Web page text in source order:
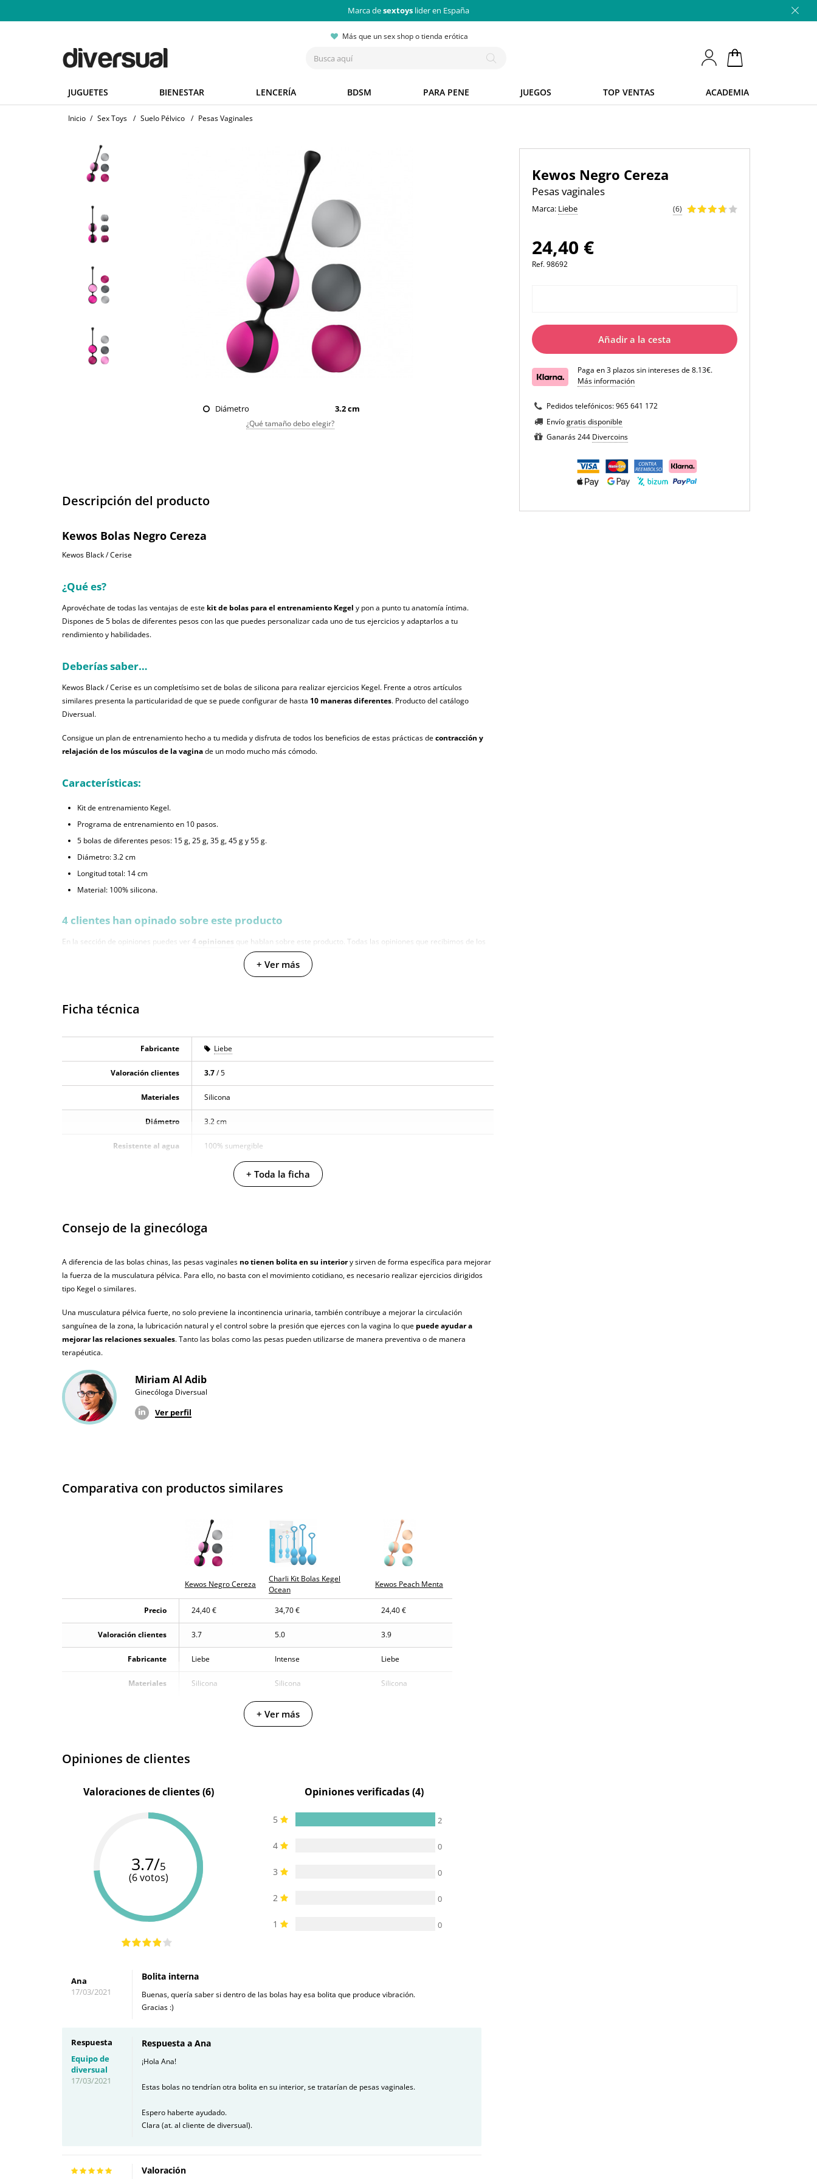
Marca desextoys lider en España
Más que un sex shop o tienda erótica
JUGUETES BIENESTAR LENCERÍA BDSM PARA PENE JUEGOS TOP VENTAS ACADEMIA
Inicio / Sex Toys / Suelo Pélvico / Pesas Vaginales
Diámetro 3.2 cm
¿Qué tamaño debo elegir?
Kewos Negro Cereza
Pesas vaginales
Marca: Liebe (6)
24,40 €
Ref.98692
Añadir a la cesta
Paga en 3 plazos sin intereses de 8.13€.
Más información
Pedidos telefónicos:965 641 172
Envíogratis disponible
Ganarás 244 Divercoins
Descripción del producto
Kewos Bolas Negro Cereza
Kewos Black / Cerise
¿Qué es?
Aprovéchate de todas las ventajas de este kit de bolas para el entrenamiento Kegel y pon a punto tu anatomía íntima.
Dispones de 5 bolas de diferentes pesos con las que puedes personalizar cada uno de tus ejercicios y adaptarlos a tu
rendimiento y habilidades.
Deberías saber…
Kewos Black / Cerise es un completísimo set de bolas de silicona para realizar ejercicios Kegel. Frente a otros artículos
similares presenta la particularidad de que se puede configurar de hasta 10 maneras diferentes. Producto del catálogo
Diversual.
Consigue un plan de entrenamiento hecho a tu medida y disfruta de todos los beneficios de estas prácticas decontracción y
relajación de los músculos de la vaginade un modo mucho más cómodo.
Características:
Kit de entrenamiento Kegel.
Programa de entrenamiento en 10 pasos.
5 bolas de diferentes pesos: 15 g, 25 g, 35 g, 45 g y 55 g.
Diámetro: 3.2 cm
Longitud total: 14 cm
Material: 100% silicona.
4 clientes han opinado sobre este producto
En la sección de opiniones puedes ver 4 opiniones que hablan sobre este producto. Todas las opiniones que recibimos de los
artículos que ofrecemos son reales y están verificadas. Para nosotros este gesto es muy importante, y nos ayuda a mejorar y
+ Ver más
Ficha técnica
Fabricante Liebe
Valoración clientes 3.7/ 5
Materiales Silicona
Diámetro 3.2 cm
Resistente al agua 100% sumergible
Producto original
¿Cuándo lo recibo?
+ Toda la ficha
Consejo de la ginecóloga
A diferencia de las bolas chinas, las pesas vaginales no tienen bolita en su interiory sirven de forma específica para mejorar
la fuerza de la musculatura pélvica. Para ello, no basta con el movimiento cotidiano, es necesario realizar ejercicios dirigidos
tipo Kegel o similares.
Una musculatura pélvica fuerte, no solo previene la incontinencia urinaria, también contribuye a mejorar la circulación
sanguínea de la zona, la lubricación natural y el control sobre la presión que ejerces con la vagina lo que puede ayudar a
mejorar las relaciones sexuales. Tanto las bolas como las pesas pueden utilizarse de manera preventiva o de manera
terapéutica.
Miriam Al Adib
Ginecóloga Diversual
Ver perfil
Comparativa con productos similares
Kewos Negro Cereza
Charli Kit Bolas Kegel
Ocean
Kewos Peach Menta
Precio 24,40 € 34,70 € 24,40 €
Valoración clientes 3.7 5.0 3.9
Fabricante Liebe Intense Liebe
Materiales Silicona Silicona Silicona
+ Ver más
Opiniones de clientes
Valoraciones de clientes (6)
3.7/5
(6 votos)
Opiniones verificadas (4)
5 2
4 0
3 0
2 0
1 0
Ana
17/03/2021
Bolita interna
Buenas, quería saber si dentro de las bolas hay esa bolita que produce vibración.
Gracias :)
Respuesta
Equipo de
diversual
17/03/2021
Respuesta a Ana
¡Hola Ana!
Estas bolas no tendrían otra bolita en su interior, se tratarían de pesas vaginales.
Espero haberte ayudado.
Clara (at. al cliente de diversual).
Valoración